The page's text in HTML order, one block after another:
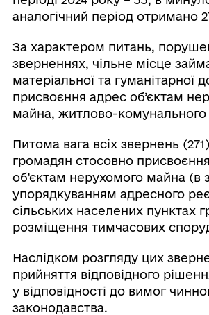
аналогічний період отримано
За характером питань,
зверненнях, чільне місце
матеріальної та гуманітарної
присвоєння адрес об’єктам
майна, житлово-комунального
Питома вага всіх звернень
громадян стосовно
об’єктам нерухомого майна (в
упорядкуванням адресного
сільських населених пунктах
розміщення тимчасових
Наслідком розгляду цих
прийняття відповідного
у відповідності до вимог
законодавства.